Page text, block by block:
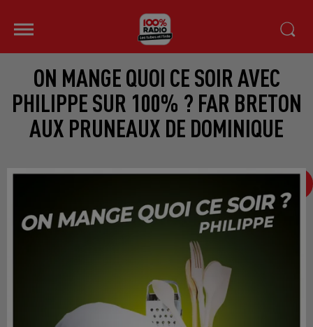
ON MANGE QUOI CE SOIR AVEC
PHILIPPE SUR 100% ? FAR BRETON
AUX PRUNEAUX DE DOMINIQUE